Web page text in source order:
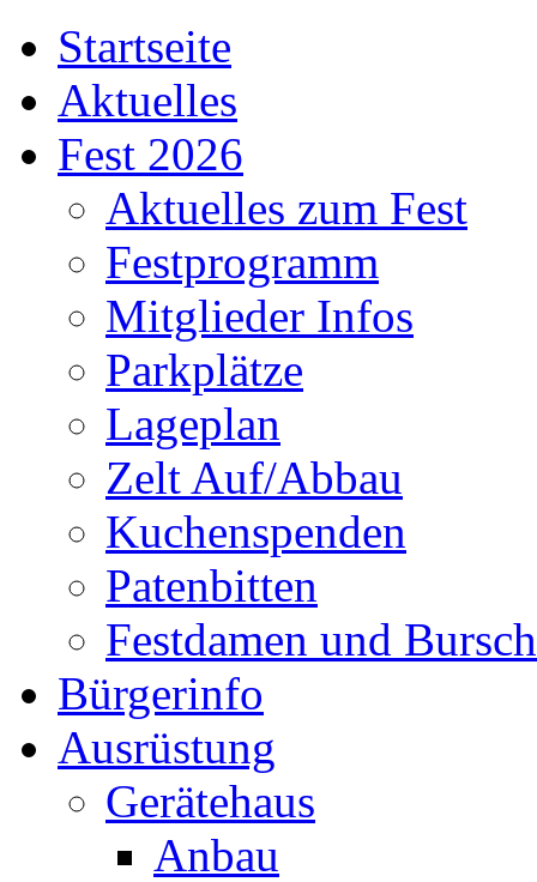
Startseite
Aktuelles
Fest 2026
Aktuelles zum Fest
Festprogramm
Mitglieder Infos
Parkplätze
Lageplan
Zelt Auf/Abbau
Kuchenspenden
Patenbitten
Festdamen und
Bürgerinfo
Ausrüstung
Gerätehaus
Anbau